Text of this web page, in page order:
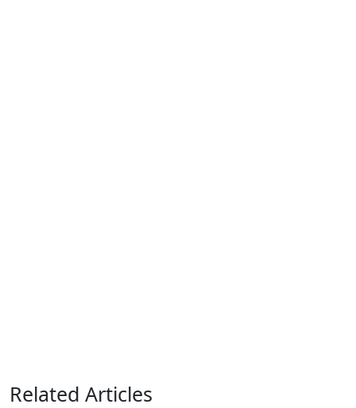
Related Articles